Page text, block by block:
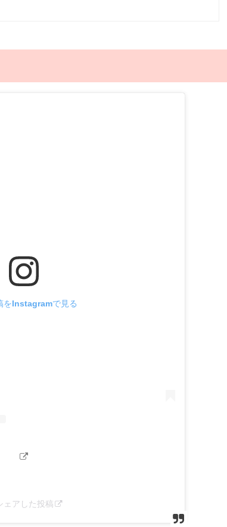
をInstagramで見る
ェアした投稿